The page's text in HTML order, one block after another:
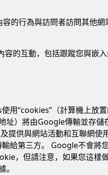
的行為與訪問者訪問其他網
的互動，包括跟蹤您與嵌
用“cookies”（計算機上放置
址）將由Google傳輸並存儲
提供與網站活動和互聯網使
給第三方。 Google不會將
，但請注意，如果您這樣